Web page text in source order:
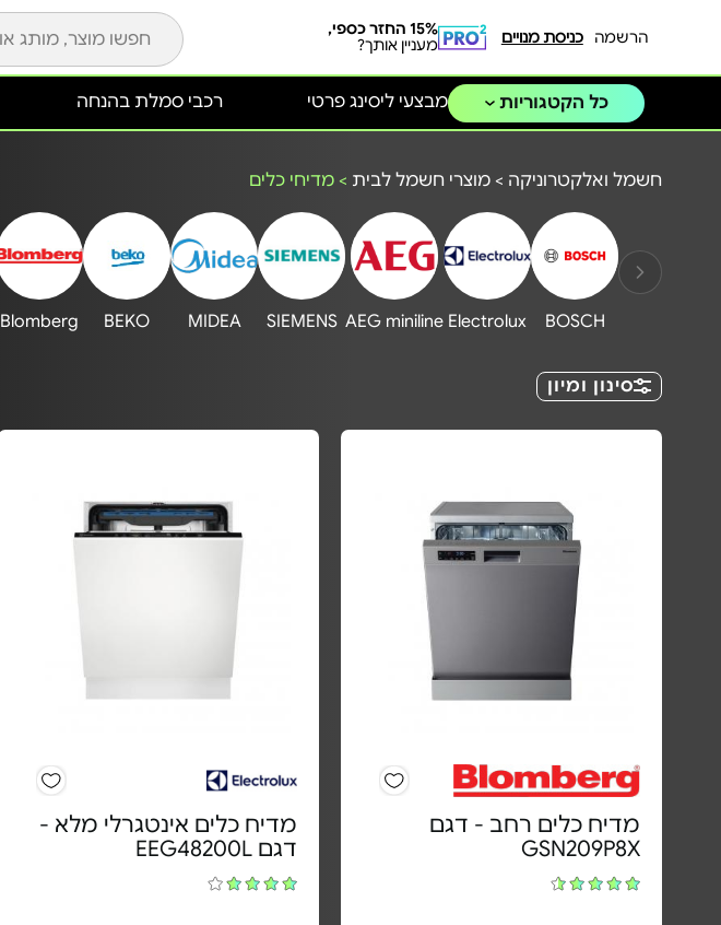
הרשמה כניסת מנויים
15% החזר כספי,
מעניין אותך?
כל הקטגוריות מבצעי ליסינג פרטי רכבי סמלת בהנחה
חשמל ואלקטרוניקה > מוצרי חשמל לבית > מדיחי כלים
BOSCH
Electrolux
AEG miniline
SIEMENS
MIDEA
BEKO
Blomberg
סינון ומיון
מדיח כלים רחב - דגם
GSN209P8X
מדיח כלים אינטגרלי מלא -
דגם EEG48200L